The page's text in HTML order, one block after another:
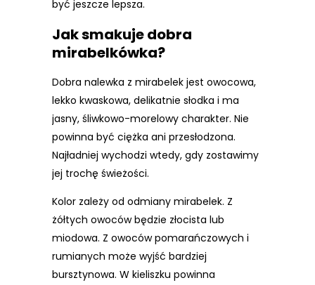
być jeszcze lepsza.
Jak smakuje dobra
mirabelkówka?
Dobra nalewka z mirabelek jest owocowa,
lekko kwaskowa, delikatnie słodka i ma
jasny, śliwkowo-morelowy charakter. Nie
powinna być ciężka ani przesłodzona.
Najładniej wychodzi wtedy, gdy zostawimy
jej trochę świeżości.
Kolor zależy od odmiany mirabelek. Z
żółtych owoców będzie złocista lub
miodowa. Z owoców pomarańczowych i
rumianych może wyjść bardziej
bursztynowa. W kieliszku powinna